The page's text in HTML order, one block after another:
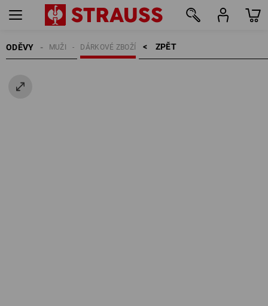
ODĚVY ZPĚT    >
DÁRKOVÉ ZBOŽÍ
MUŽI